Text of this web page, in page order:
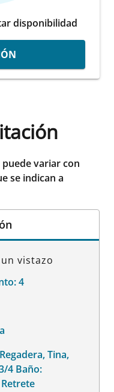
disponibilidad
variar con
se indican a
vistazo
4
Tina,
4 Baño: